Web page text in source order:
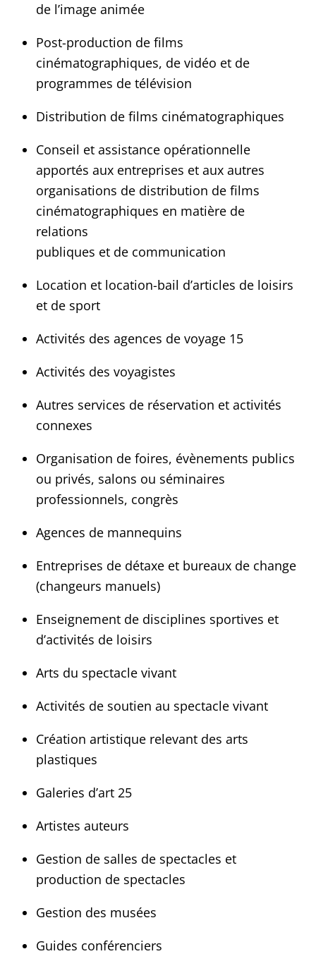
de l’image animée
Post-production de films
cinématographiques, de vidéo et de
programmes de télévision
Distribution de films cinématographiques
Conseil et assistance opérationnelle
apportés aux entreprises et aux autres
organisations de distribution de films
cinématographiques en matière de
relations
publiques et de communication
Location et location-bail d’articles de loisirs
et de sport
Activités des agences de voyage 15
Activités des voyagistes
Autres services de réservation et activités
connexes
Organisation de foires, évènements publics
ou privés, salons ou séminaires
professionnels, congrès
Agences de mannequins
Entreprises de détaxe et bureaux de change
(changeurs manuels)
Enseignement de disciplines sportives et
d’activités de loisirs
Arts du spectacle vivant
Activités de soutien au spectacle vivant
Création artistique relevant des arts
plastiques
Galeries d’art 25
Artistes auteurs
Gestion de salles de spectacles et
production de spectacles
Gestion des musées
Guides conférenciers